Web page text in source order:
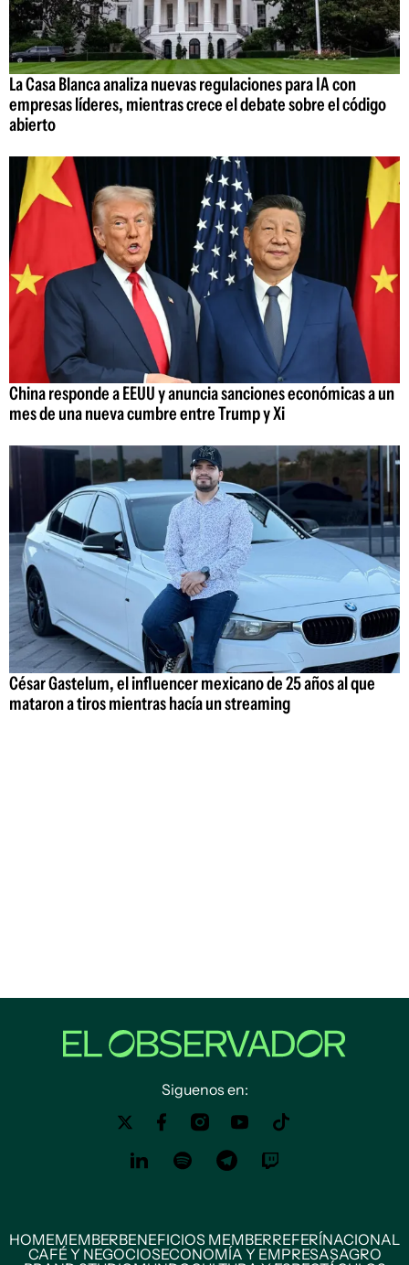
La Casa Blanca analiza nuevas regulaciones para IA con
empresas líderes, mientras crece el debate sobre el código
abierto
China responde a EEUU y anuncia sanciones económicas a un
mes de una nueva cumbre entre Trump y Xi
César Gastelum, el influencer mexicano de 25 años al que
mataron a tiros mientras hacía un streaming
Siguenos en:
HOMEMEMBERBENEFICIOS MEMBERREFERÍNACIONAL
CAFÉ Y NEGOCIOSECONOMÍA Y EMPRESASAGRO